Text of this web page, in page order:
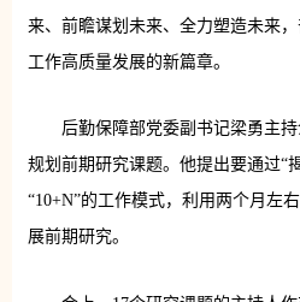
来、前瞻谋划未来、全力塑造未来
工作高质量发展的新篇章。
后勤保障部党委副书记梁勇主
规划前期研究课题。他提出要通过“
“10+N”的工作模式，利用两个月左
展前期研究。